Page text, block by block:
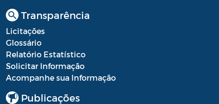
Transparência
Licitações
Glossário
Relatório Estatístico
Solicitar Informação
Acompanhe sua Informação
Publicações